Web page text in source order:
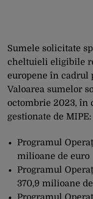
Sumele solicitate
cheltuieli eligibile
europene în cadrul
Valoarea sumelor
octombrie 2023, în
gestionate de MIPE:
Programul
milioane de euro
Programul
370,9 milioane
Programul